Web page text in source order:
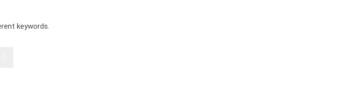
keywords.